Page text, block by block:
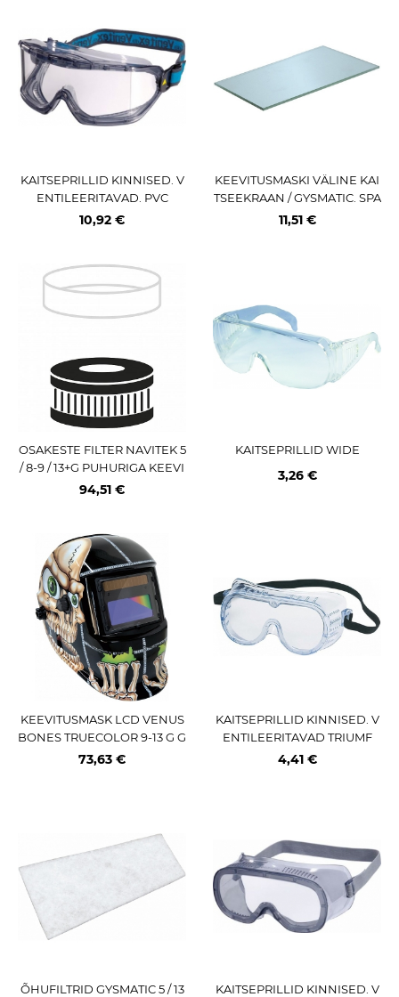
KAITSEPRILLID KINNISED. V
ENTILEERITAVAD. PVC
10,92 €
KEEVITUSMASKI VÄLINE KAI
TSEEKRAAN / GYSMATIC. SPA
CEVIEW. 10TK
11,51 €
OSAKESTE FILTER NAVITEK 5
/ 8-9 / 13+G PUHURIGA KEEVI
TUSMASKILE
94,51 €
KAITSEPRILLID WIDE
3,26 €
KEEVITUSMASK LCD VENUS
BONES TRUECOLOR 9-13 G G
YS
73,63 €
KAITSEPRILLID KINNISED. V
ENTILEERITAVAD TRIUMF
4,41 €
ÕHUFILTRID GYSMATIC 5 / 13
KAITSEPRILLID KINNISED. V